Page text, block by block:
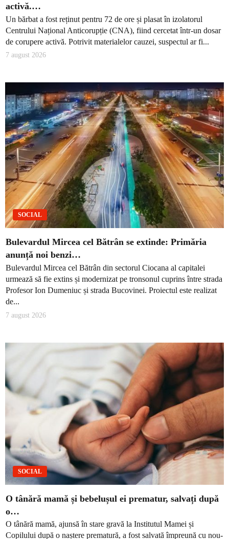
activă.…
Un bărbat a fost reținut pentru 72 de ore și plasat în izolatorul
Centrului Național Anticorupție (CNA), fiind cercetat într-un dosar
de corupere activă. Potrivit materialelor cauzei, suspectul ar fi...
7 august 2026
SOCIAL
Bulevardul Mircea cel Bătrân se extinde: Primăria
anunță noi benzi…
Bulevardul Mircea cel Bătrân din sectorul Ciocana al capitalei
urmează să fie extins și modernizat pe tronsonul cuprins între strada
Profesor Ion Dumeniuc și strada Bucovinei. Proiectul este realizat
de...
7 august 2026
SOCIAL
O tânără mamă și bebelușul ei prematur, salvați după
o…
O tânără mamă, ajunsă în stare gravă la Institutul Mamei și
Copilului după o naștere prematură, a fost salvată împreună cu nou-